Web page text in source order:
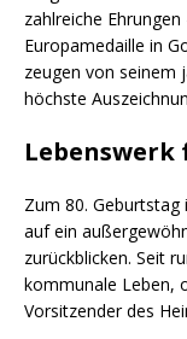
zahlreiche
Europamedaille in
zeugen von seinem
höchste
Lebenswerk
Zum 80. Geburtstag
auf ein
zurückblicken. Seit
kommunale Leben,
Vorsitzender des